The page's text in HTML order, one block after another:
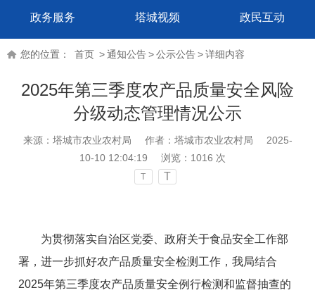
政务服务 塔城视频 政民互动
您的位置： 首页 >通知公告>公示公告>详细内容
2025年第三季度农产品质量安全风险
分级动态管理情况公示
来源：​塔城市农业农村局 作者：​塔城市农业农村局
2025-
10-10 12:04:19
浏览： 1016 次
T T
为贯彻落实自治区党委、政府关于食品安全工作部
署，进一步抓好农产品质量安全检测工作，我局结合
2025年第三季度农产品质量安全例行检测和监督抽查的